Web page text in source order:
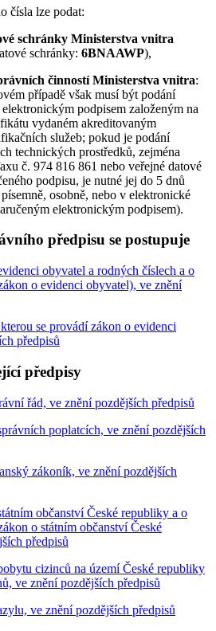
čísla lze podat:
schránky Ministerstva vnitra
schránky: 6BNAAWP),
činností Ministerstva vnitra:
případě však musí být podání
podpisem založeným na
vydaném akreditovaným
služeb; pokud je podání
technických prostředků, zejména
č. 974 816 861 nebo veřejné datové
podpisu, je nutné jej do 5 dnů
osobně, nebo v elektronické
elektronickým podpisem).
předpisu se postupuje
obyvatel a rodných číslech a o
o evidenci obyvatel), ve znění
se provádí zákon o evidenci
předpisů
předpisy
řád, ve znění pozdějších předpisů
poplatcích, ve znění pozdějších
zákoník, ve znění pozdějších
občanství České republiky a o
o státním občanství České
předpisů
cizinců na území České republiky
ve znění pozdějších předpisů
ve znění pozdějších předpisů